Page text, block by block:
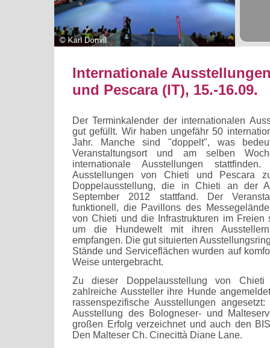
Internationale
und Pescara (IT), 15.-16.09.
Der Terminkalender der internationalen
gut gefüllt. Wir haben ungefähr 50
Jahr. Manche sind "doppelt", was
Veranstaltungsort und am selben
internationale Ausstellungen
Ausstellungen von Chieti und Pescara
Doppelausstellung, die in Chieti an der
September 2012 stattfand. Der
funktionell, die Pavillons des
von Chieti und die Infrastrukturen im Freien
um die Hundewelt mit ihren
empfangen. Die gut situierten
Stände und Serviceflächen wurden auf
Weise untergebracht.
Zu dieser Doppelausstellung von
zahlreiche Aussteller ihre Hunde
rassenspezifische Ausstellungen
Ausstellung des Bologneser- und
großen Erfolg verzeichnet und auch den
Den Malteser Ch. Cinecittà Diane Lane.